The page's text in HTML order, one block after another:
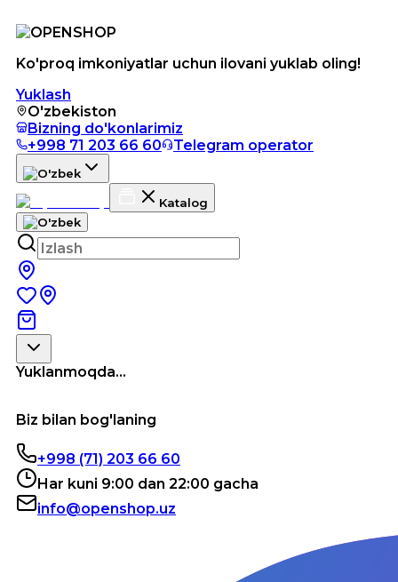
Ko'proq imkoniyatlar uchun ilovani yuklab oling!
Yuklash
O'zbekiston
Bizning do'konlarimiz
+998 71 203 66 60
Telegram operator
Katalog
Yuklanmoqda...
Biz bilan bog'laning
+998 (71) 203 66 60
Har kuni 9:00 dan 22:00 gacha
info@openshop.uz